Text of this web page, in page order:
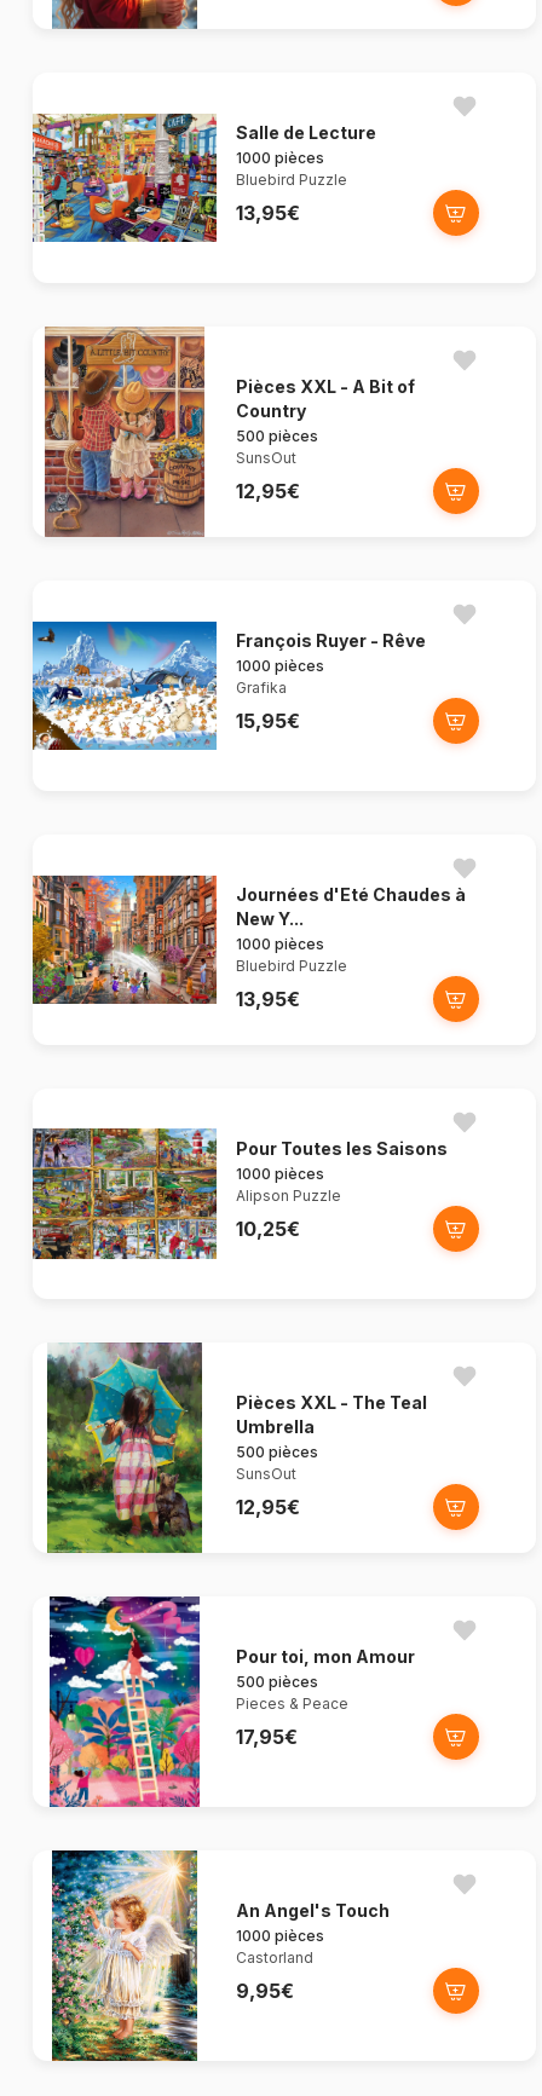
Salle de Lecture
1000 pièces
Bluebird Puzzle
13,95€
Pièces XXL - A Bit of
Country
500 pièces
SunsOut
12,95€
François Ruyer - Rêve
1000 pièces
Grafika
15,95€
Journées d'Eté Chaudes à
New Y...
1000 pièces
Bluebird Puzzle
13,95€
Pour Toutes les Saisons
1000 pièces
Alipson Puzzle
10,25€
Pièces XXL - The Teal
Umbrella
500 pièces
SunsOut
12,95€
Pour toi, mon Amour
500 pièces
Pieces & Peace
17,95€
An Angel's Touch
1000 pièces
Castorland
9,95€